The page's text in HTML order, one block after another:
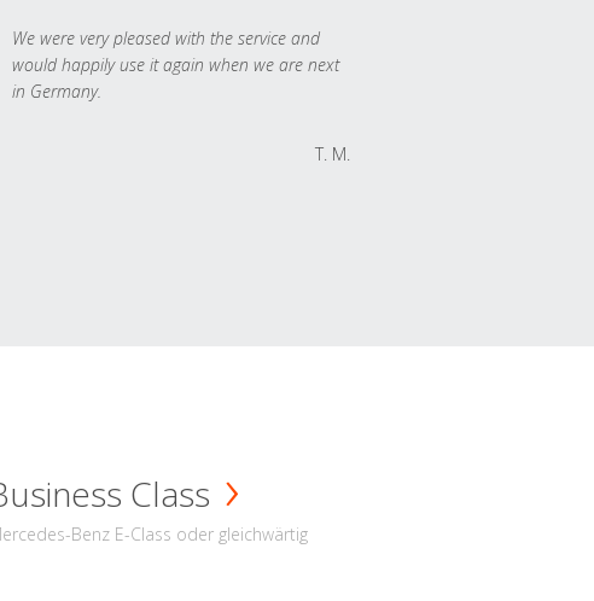
We were very pleased with the service and
would happily use it again when we are next
in Germany.
T. M.
Class
Benz E-Class oder gleichwärtig